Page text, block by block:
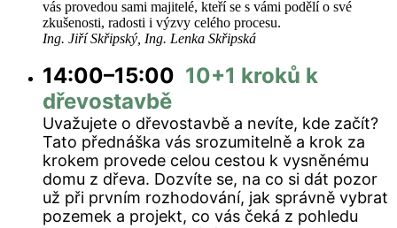
vás provedou sami majitelé, kteří se s vámi podělí o své
zkušenosti, radosti i výzvy celého procesu.
Ing. Jiří Skřipský, Ing. Lenka Skřipská
14:00–15:00 10+1 kroků k
dřevostavbě
Uvažujete o dřevostavbě a nevíte, kde začít?
Tato přednáška vás srozumitelně a krok za
krokem provede celou cestou k vysněnému
domu z dřeva. Dozvíte se, na co si dát pozor
už při prvním rozhodování, jak správně vybrat
pozemek a projekt, co vás čeká z pohledu